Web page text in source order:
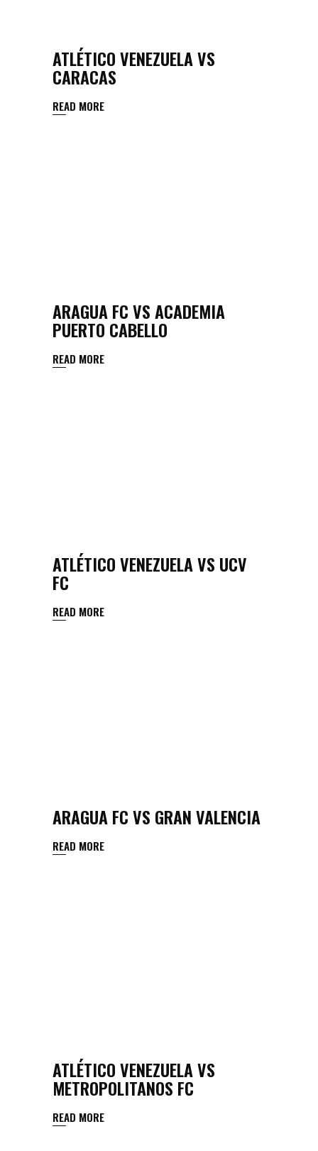
ATLÉTICO VENEZUELA VS
CARACAS
READ MORE
ARAGUA FC VS ACADEMIA
PUERTO CABELLO
READ MORE
ATLÉTICO VENEZUELA VS UCV
FC
READ MORE
ARAGUA FC VS GRAN VALENCIA
READ MORE
ATLÉTICO VENEZUELA VS
METROPOLITANOS FC
READ MORE